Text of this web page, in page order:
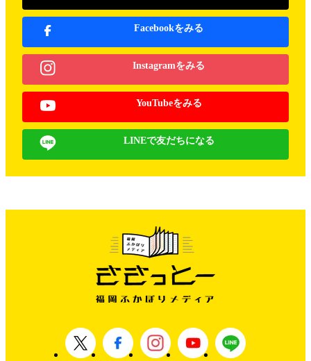
Facebookをみる
Instagramをみる
YouTubeをみる
LINEで友だちになる